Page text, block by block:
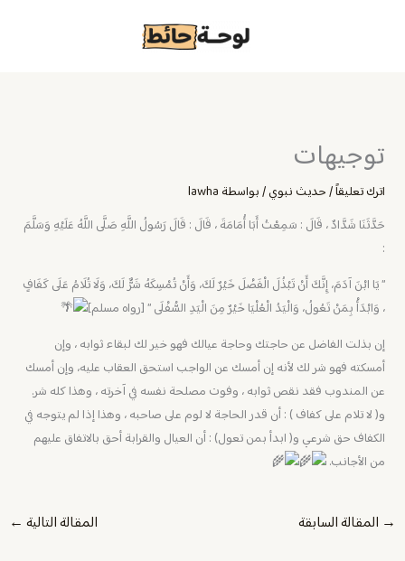
توجيهات
اترك تعليقاً/حديث نبوي/ بواسطة lawha
حَدَّثَنَا شَدَّادٌ ، قَالَ : سَمِعْتُ أَبَا أُمَامَةَ ، قَالَ : قَالَ رَسُولُ اللَّهِ صَلَّى اللَّهُ عَلَيْهِ وَسَلَّمَ
:
” يَا ابْنَ آدَمَ، إِنَّكَ أَنْ تَبْذُلَ الْفَضْلَ خَيْرٌ لَكَ، وَأَنْ تُمْسِكَهُ شَرٌّ لَكَ، وَلَا تُلَامُ عَلَى كَفَافٍ
، وَابْدَأْ بِمَنْ تَعُولُ، وَالْيَدُ الْعُلْيَا خَيْرٌ مِنَ الْيَدِ السُّفْلَى ” [رواه مسلم]
إن بذلت الفاضل عن حاجتك وحاجة عيالك فهو خير لك لبقاء ثوابه ، وإن
أمسكته فهو شر لك لأنه إن أمسك عن الواجب استحق العقاب عليه، وإن أمسك
عن المندوب فقد نقص ثوابه ، وفوت مصلحة نفسه في آخرته ، وهذا كله شر.
‏‏و( لا تلام على كفاف ) : أن قدر الحاجة لا لوم على صاحبه ، وهذا إذا لم يتوجه في
الكفاف حق شرعي و( ابدأ بمن تعول) : أن العيال والقرابة أحق بالاتفاق عليهم
من الأجانب.
→ المقالة السابقة المقالة التالية ←